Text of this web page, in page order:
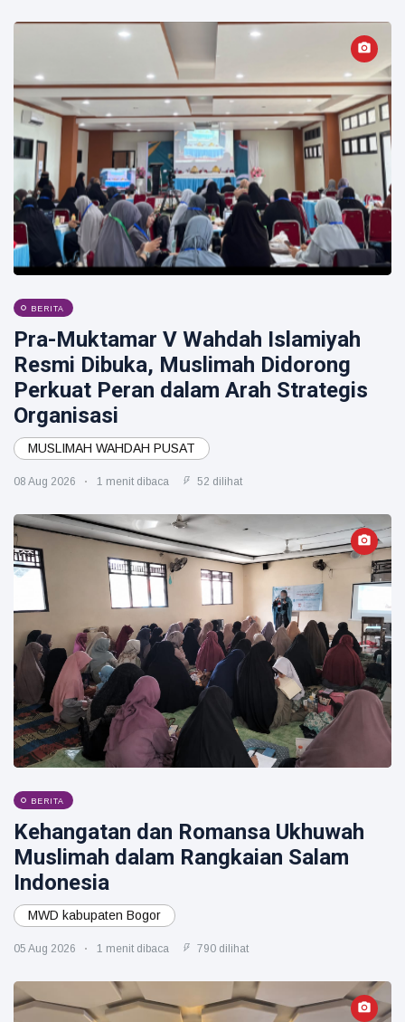
BERITA
Pra-Muktamar V Wahdah Islamiyah
Resmi Dibuka, Muslimah Didorong
Perkuat Peran dalam Arah Strategis
Organisasi
MUSLIMAH WAHDAH PUSAT
08 Aug 2026 1 menit dibaca 52 dilihat
BERITA
Kehangatan dan Romansa Ukhuwah
Muslimah dalam Rangkaian Salam
Indonesia
MWD kabupaten Bogor
05 Aug 2026 1 menit dibaca 790 dilihat